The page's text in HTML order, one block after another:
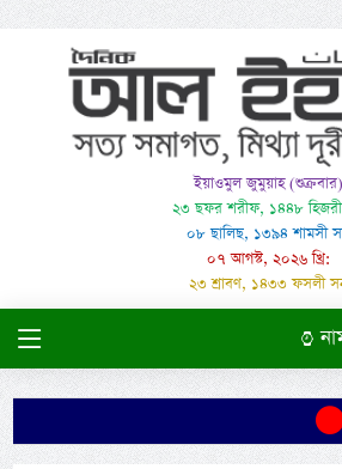
ইয়াওমুল জুমুয়াহ (শুক্রবার)
২৩ ছফর শরীফ, ১৪৪৮
০৮ ছালিছ, ১৩৯৪ শামসী
০৭ আগস্ট, ২০২৬ খ্রি:
২৩ শ্রাবণ, ১৪৩৩ ফসলী